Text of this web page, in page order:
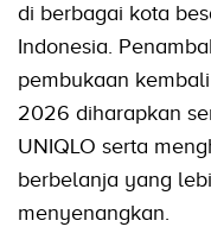
di berbagai kota
Indonesia.
pembukaan
2026 diharapkan
UNIQLO serta
berbelanja yang
menyenangkan.